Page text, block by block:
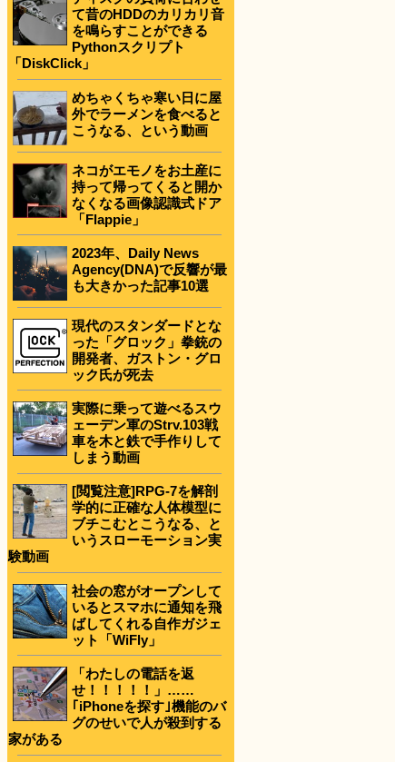
て昔のHDDのカリカリ音
を鳴らすことができる
Pythonスクリプト
「DiskClick」
めちゃくちゃ寒い日に屋
外でラーメンを食べると
こうなる、という動画
ネコがエモノをお土産に
持って帰ってくると開か
なくなる画像認識式ドア
「Flappie」
2023年、Daily News
Agency(DNA)で反響が最
も大きかった記事10選
現代のスタンダードとな
った「グロック」拳銃の
開発者、ガストン・グロ
ック氏が死去
実際に乗って遊べるスウ
ェーデン軍のStrv.103戦
車を木と鉄で手作りして
しまう動画
[閲覧注意]RPG-7を解剖
学的に正確な人体模型に
ブチこむとこうなる、と
いうスローモーション実
験動画
社会の窓がオープンして
いるとスマホに通知を飛
ばしてくれる自作ガジェ
ット「WiFly」
「わたしの電話を返
せ！！！！！」……
｢iPhoneを探す｣機能のバ
グのせいで人が殺到する
家がある